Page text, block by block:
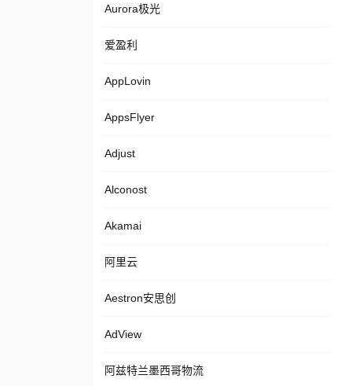
Aurora极光
爱盈利
AppLovin
AppsFlyer
Adjust
Alconost
Akamai
阿里云
Aestron安思创
AdView
阿兹特兰墨西哥物流